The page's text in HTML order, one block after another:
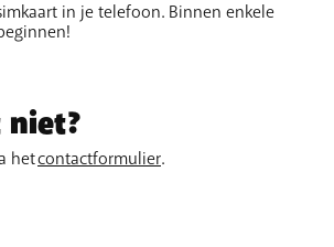
in je telefoon. Binnen enkele
hetcontactformulier.